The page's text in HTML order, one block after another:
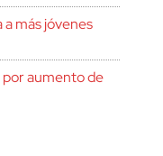
más jóvenes
por aumento de